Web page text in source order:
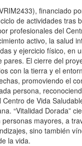
financiado
de actividades
profesionales del
activo, la salud
y ejercicio físico,
El cierre del
con la tierra y el
promoviendo el
persona,
de Vida
“Vitalidad Dorada”
mayores, a
sino también
la vida.